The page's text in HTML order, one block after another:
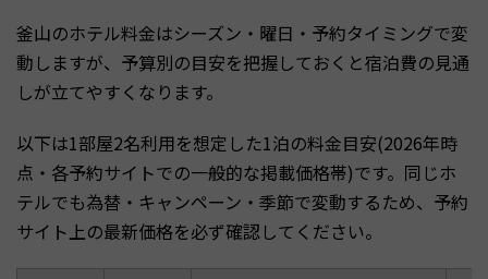
釜山のホテル料金はシーズン・曜日・予約タイミングで変
動しますが、予算別の目安を把握しておくと宿泊費の見通
しが立てやすくなります。
以下は1部屋2名利用を想定した1泊の料金目安(2026年時
点・各予約サイトでの一般的な掲載価格帯)です。同じホ
テルでも為替・キャンペーン・季節で変動するため、予約
サイト上の最新価格を必ず確認してください。